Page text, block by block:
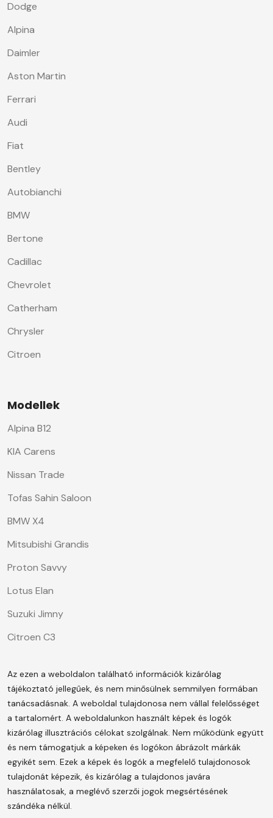
Dodge
Alpina
Daimler
Aston Martin
Ferrari
Audi
Fiat
Bentley
Autobianchi
BMW
Bertone
Cadillac
Chevrolet
Catherham
Chrysler
Citroen
Modellek
Alpina B12
KIA Carens
Nissan Trade
Tofas Sahin Saloon
BMW X4
Mitsubishi Grandis
Proton Savvy
Lotus Elan
Suzuki Jimny
Citroen C3
Az ezen a weboldalon található információk kizárólag
tájékoztató jellegűek, és nem minősülnek semmilyen formában
tanácsadásnak. A weboldal tulajdonosa nem vállal felelősséget
a tartalomért. A weboldalunkon használt képek és logók
kizárólag illusztrációs célokat szolgálnak. Nem működünk együtt
és nem támogatjuk a képeken és logókon ábrázolt márkák
egyikét sem. Ezek a képek és logók a megfelelő tulajdonosok
tulajdonát képezik, és kizárólag a tulajdonos javára
használatosak, a meglévő szerzői jogok megsértésének
szándéka nélkül.